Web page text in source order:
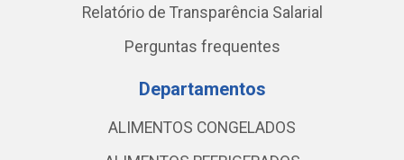
Relatório de Transparência Salarial
Perguntas frequentes
Departamentos
ALIMENTOS CONGELADOS